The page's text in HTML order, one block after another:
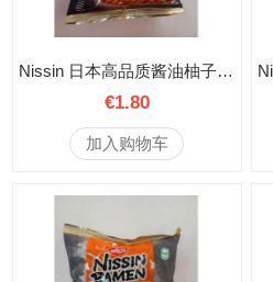
Nissin 日本高品质酱油柚子口味方便面 93克
€1.80
加入购物车